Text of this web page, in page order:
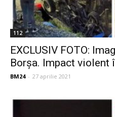
112
EXCLUSIV FOTO:
Borșa. Impact violent
BM24 - 27 aprilie 2021